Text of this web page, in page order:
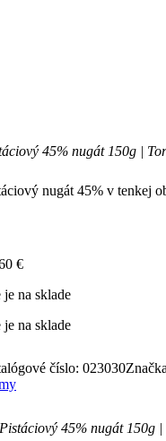
45% nugát 150g |
nugát 45% v tenkej
€
je na sklade
je na sklade
číslo: 023030
Pistáciový 45% nugát 150g